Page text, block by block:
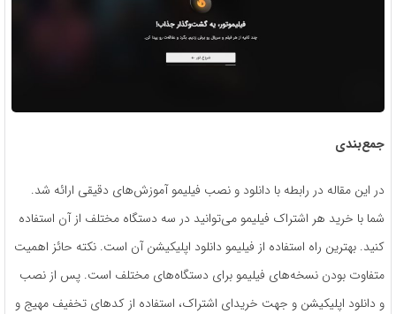
جمع‌بندی
در این مقاله در رابطه با دانلود و نصب فیلیمو آموزش‌های دقیقی ارائه شد.
شما با خرید هر اشتراک فیلیمو می‌توانید در سه دستگاه مختلف از آن استفاده
کنید. بهترین راه استفاده از فیلیمو دانلود اپلیکیشن آن است. نکته حائز اهمیت
متفاوت بودن نسخه‌های فیلیمو برای دستگاه‌های مختلف است. پس از نصب
و دانلود اپلیکیشن و جهت خریدای اشتراک، استفاده از کدهای تخفیف مهیج و